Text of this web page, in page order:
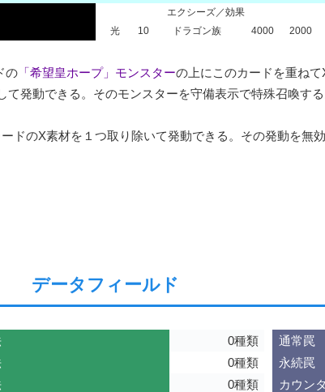
エクシーズ／効果
光
10 ドラゴン族 4000 2000
の 「希望皇ホープ」モンスターの上にこのカードを重ねて
て発動できる。そのモンスターを守備表示で特殊召喚す
のX素材を１つ取り除いて発動できる。その発動を無効
データフィールド
0種類
0種類
0種類
通常罠
永続罠
カウン